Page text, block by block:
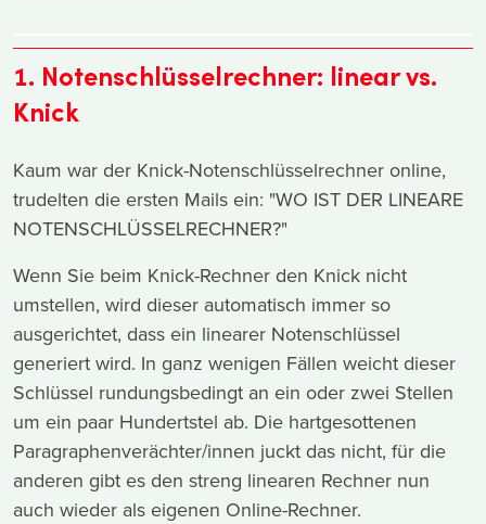
1. Notenschlüsselrechner: linear vs.
Knick
Kaum war der Knick-Notenschlüsselrechner online,
trudelten die ersten Mails ein: "WO IST DER LINEARE
NOTENSCHLÜSSELRECHNER?"
Wenn Sie beim Knick-Rechner den Knick nicht
umstellen, wird dieser automatisch immer so
ausgerichtet, dass ein linearer Notenschlüssel
generiert wird. In ganz wenigen Fällen weicht dieser
Schlüssel rundungsbedingt an ein oder zwei Stellen
um ein paar Hundertstel ab. Die hartgesottenen
Paragraphenverächter/innen juckt das nicht, für die
anderen gibt es den streng linearen Rechner nun
auch wieder als eigenen Online-Rechner.